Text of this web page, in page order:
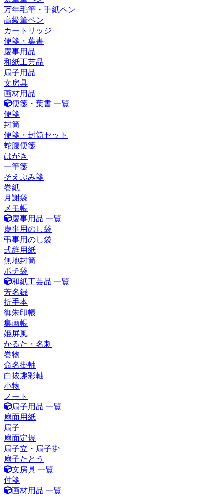
万年毛筆・手紙ペン
高級筆ペン
カートリッジ
便箋・葉書
慶事用品
和紙工芸品
扇子用品
文房具
画材用品
便箋・葉書 一覧
便箋
封筒
便箋・封筒セット
蛇腹便箋
はがき
一筆箋
そえぶみ箋
巻紙
月謝袋
メモ帳
慶事用品 一覧
慶事用のし袋
弔事用のし袋
式辞用紙
無地封筒
ポチ袋
和紙工芸品 一覧
芳名録
折手本
御朱印帳
集画帳
姫屏風
かるた・名刺
巻物
命名掛軸
白抜趣彩軸
小物
ノート
扇子用品 一覧
扇面用紙
扇子
扇面定規
扇子立・扇子掛
扇子たとう
文房具 一覧
付箋
画材用品 一覧